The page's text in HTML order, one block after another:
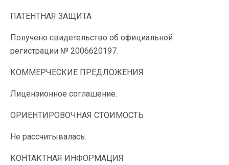
ПАТЕНТНАЯ ЗАЩИТА
Получено свидетельство об официальной
регистрации № 2006620197.
КОММЕРЧЕСКИЕ ПРЕДЛОЖЕНИЯ
Лицензионное соглашение.
ОРИЕНТИРОВОЧНАЯ СТОИМОСТЬ
Не рассчитывалась.
КОНТАКТНАЯ ИНФОРМАЦИЯ